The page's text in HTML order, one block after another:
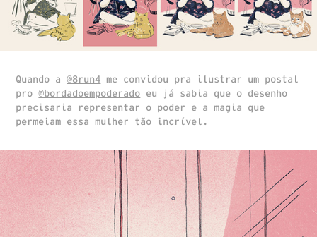
Quando a@8run4 me convidou pra ilustrar um postal
pro@bordadoempoderado eu já sabia que o desenho
precisaria representar o poder e a magia que
permeiam essa mulher tão incrível.